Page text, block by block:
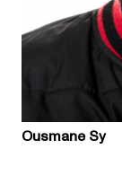
Ousmane Sy